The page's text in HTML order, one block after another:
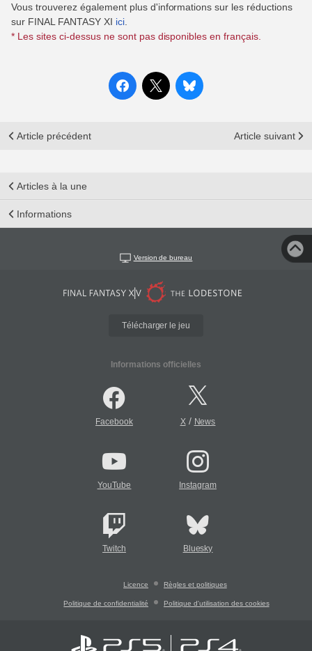
Vous trouverez également plus d'informations sur les réductions
sur FINAL FANTASY XI ici.
* Les sites ci-dessus ne sont pas disponibles en français.
Article précédent Article suivant
Articles à la une
Informations
Version de bureau
Télécharger le jeu
Informations officielles
Facebook X/ News
YouTube Instagram
Twitch Bluesky
Licence Règles et politiques
Politique de confidentialité Politique d'utilisation des cookies